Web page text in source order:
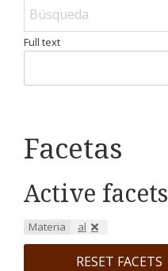
Full text
Facetas
Active facets
Materia al
RESET FACETS